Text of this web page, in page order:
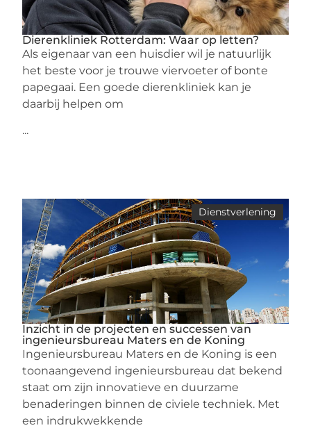
Dierenkliniek Rotterdam: Waar op letten?
Als eigenaar van een huisdier wil je natuurlijk
het beste voor je trouwe viervoeter of bonte
papegaai. Een goede dierenkliniek kan je
daarbij helpen om
...
Dienstverlening
Inzicht in de projecten en successen van
ingenieursbureau Maters en de Koning
Ingenieursbureau Maters en de Koning is een
toonaangevend ingenieursbureau dat bekend
staat om zijn innovatieve en duurzame
benaderingen binnen de civiele techniek. Met
een indrukwekkende